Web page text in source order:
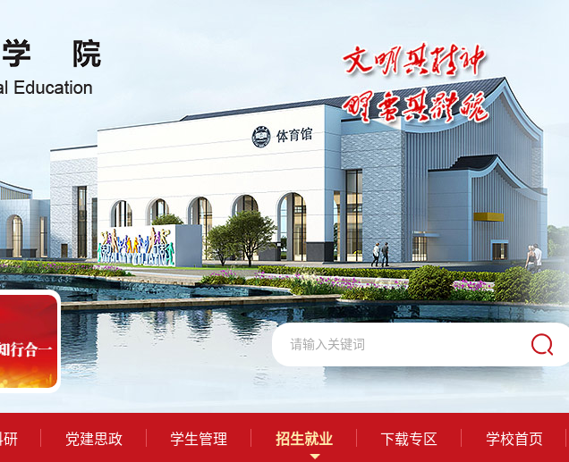
研 党建思政 学生管理 招生就业 下载专区 学校首页